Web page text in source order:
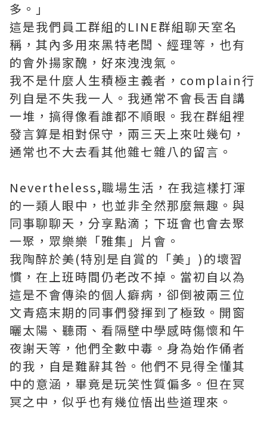
多。」
這是我們員工群組的LINE群組聊天室名
稱，其內多用來黑特老闆、經理等，也有
的會外揚家醜，好來洩洩氣。
我不是什麼人生積極主義者，complain行
列自是不失我一人。我通常不會長舌自講
一堆，搞得像看誰都不順眼。我在群組裡
發言算是相對保守，兩三天上來吐幾句，
通常也不大去看其他雜七雜八的留言。
Nevertheless,職場生活，在我這樣打渾
的一類人眼中，也並非全然那麼無趣。與
同事聊聊天，分享點滴；下班會也會去聚
一聚，眾樂樂「雅集」片會。
我陶醉於美(特別是自賞的「美」)的壞習
慣，在上班時間仍老改不掉。當初自以為
這是不會傳染的個人癖病，卻倒被兩三位
文青癌末期的同事們發揮到了極致。開窗
曬太陽、聽雨、看隔壁中學感時傷懷和午
夜謝天等，他們全數中毒。身為始作俑者
的我，自是難辭其咎。他們不見得全懂其
中的意涵，畢竟是玩笑性質偏多。但在冥
冥之中，似乎也有幾位悟出些道理來。